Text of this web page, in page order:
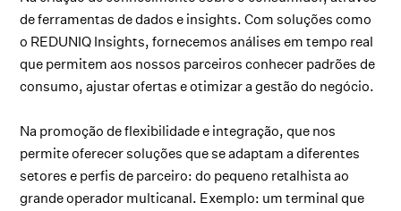
de ferramentas de dados e insights. Com soluções como
o REDUNIQ Insights, fornecemos análises em tempo real
que permitem aos nossos parceiros conhecer padrões de
consumo, ajustar ofertas e otimizar a gestão do negócio.
Na promoção de flexibilidade e integração, que nos
permite oferecer soluções que se adaptam a diferentes
setores e perfis de parceiro: do pequeno retalhista ao
grande operador multicanal. Exemplo: um terminal que